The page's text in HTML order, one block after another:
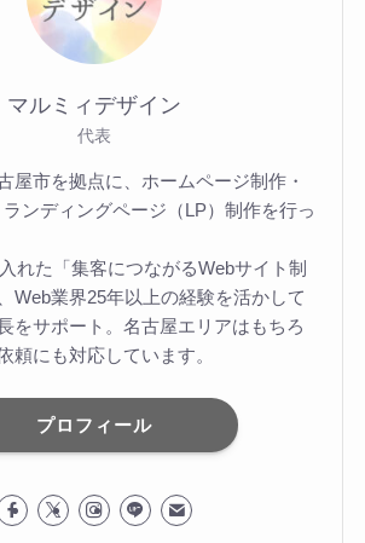
マルミィデザイン
代表
屋市を拠点に、ホームページ制作・
ンディングページ（LP）制作を行っ
れた「集客につながるWebサイト制
Web業界25年以上の経験を活かして
をサポート。名古屋エリアはもちろ
頼にも対応しています。
プロフィール